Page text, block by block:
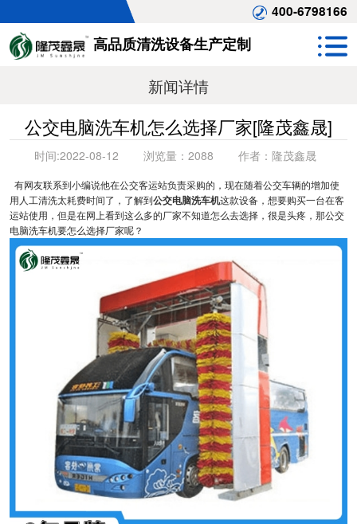
400-6798166
高品质清洗设备生产定制
新闻详情
公交电脑洗车机怎么选择厂家[隆茂鑫晟]
时间:2022-08-12 浏览量： 2088 作者： 隆茂鑫晟
有网友联系到小编说他在公交客运站负责采购的，现在随着公交车辆的增加使
用人工清洗太耗费时间了，了解到公交电脑洗车机这款设备，想要购买一台在客
运站使用，但是在网上看到这么多的厂家不知道怎么去选择，很是头疼，那公交
电脑洗车机要怎么选择厂家呢？